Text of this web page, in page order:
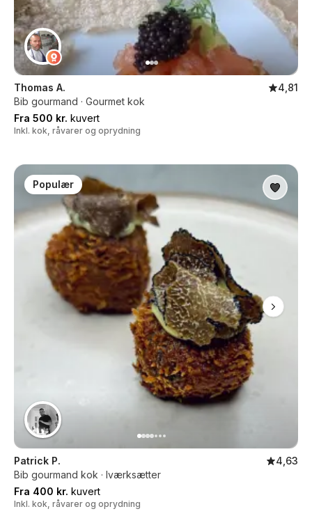
Thomas A.
4,81
Bib gourmand · Gourmet kok
Fra 500 kr. kuvert
Inkl. kok, råvarer og oprydning
Populær
Patrick P.
4,63
Bib gourmand kok · Iværksætter
Fra 400 kr. kuvert
Inkl. kok, råvarer og oprydning